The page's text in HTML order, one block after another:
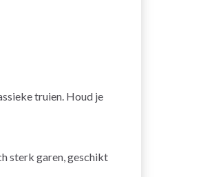
truien. Houd je
sterk garen, geschikt